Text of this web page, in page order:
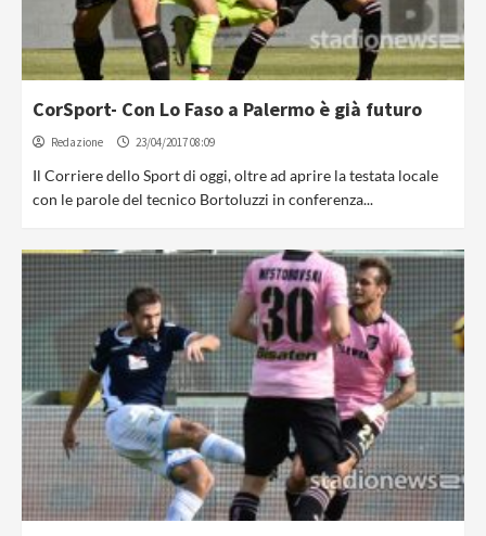
CorSport- Con Lo Faso a Palermo è già futuro
Redazione 23/04/2017 08:09
Il Corriere dello Sport di oggi, oltre ad aprire la testata locale
con le parole del tecnico Bortoluzzi in conferenza...